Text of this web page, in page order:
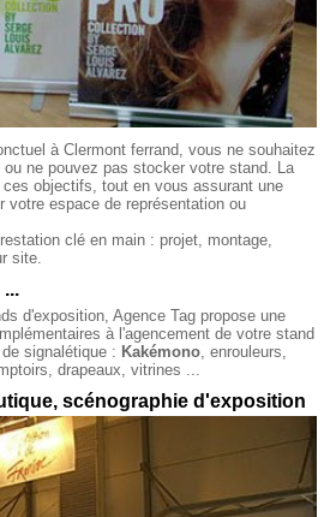
à Clermont ferrand, vous ne souhaitez
ne pouvez pas stocker votre stand. La
ces objectifs, tout en vous assurant une
votre espace de représentation ou
clé en main : projet, montage,
site.
d'exposition, Agence Tag propose une
à l'agencement de votre stand
signalétique : Kakémono , enrouleurs,
drapeaux, vitrines ...
scénographie d'exposition